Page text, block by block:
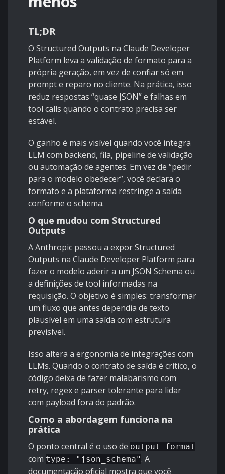
TL;DR
O Structured Outputs na Claude Developer
Platform leva a validação de formato para a
própria geração, em vez de confiar só em
prompt e reparo no cliente. Na prática, isso
reduz respostas “quase JSON” e falhas em
tool calls quando o contrato precisa ser
estável.
O ganho é mais visível quando você integra
LLM com backend, fila, pipeline de validação
ou automação de agentes. Em vez de “pedir
para o modelo obedecer”, você declara o
formato e a plataforma restringe a saída
conforme o schema.
O que mudou com Structured
Outputs
A Anthropic passou a expor Structured
Outputs na Claude Developer Platform para
fazer o modelo aderir a um JSON Schema ou
a definições de tool informadas na
requisição. O objetivo é simples: transformar
um fluxo que antes dependia de texto
plausível em uma saída com estrutura
previsível.
Isso altera a ergonomia de integrações com
LLMs. Quando o contrato de saída é crítico, o
código deixa de fazer malabarismo com
retry, regex e parser tolerante para lidar
com payload fora do padrão.
Como a abordagem funciona na
prática
O ponto central é o uso de output_format
com type: "json_schema". A
documentação oficial mostra que você